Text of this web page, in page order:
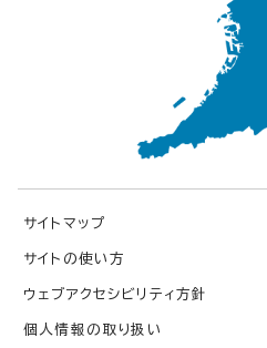
サイトマップ
サイトの使い方
ウェブアクセシビリティ方針
個人情報の取り扱い